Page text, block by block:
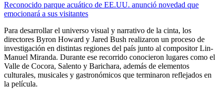
Reconocido parque acuático de EE.UU. anunció novedad que
emocionará a sus visitantes
Para desarrollar el universo visual y narrativo de la cinta, los
directores Byron Howard y Jared Bush realizaron un proceso de
investigación en distintas regiones del país junto al compositor Lin-
Manuel Miranda. Durante ese recorrido conocieron lugares como el
Valle de Cocora, Salento y Barichara, además de elementos
culturales, musicales y gastronómicos que terminaron reflejados en
la película.